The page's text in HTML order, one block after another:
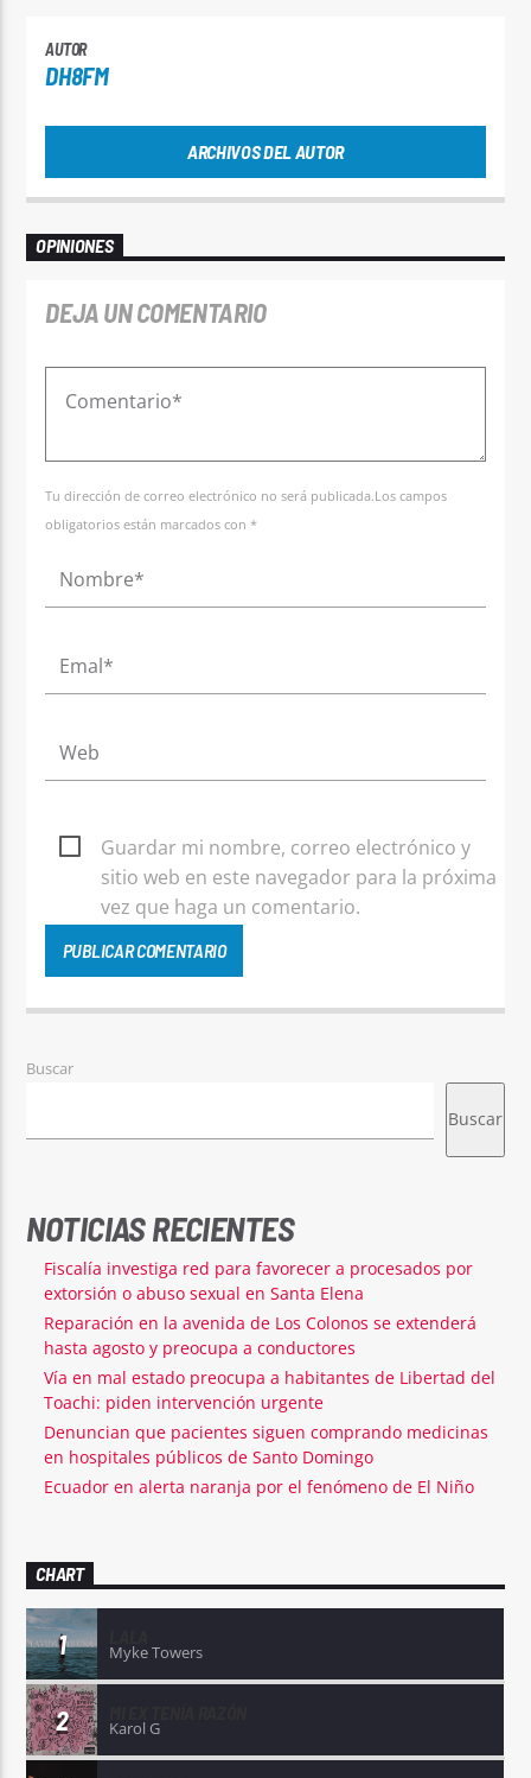
AUTOR
DH8FM
ARCHIVOS DEL AUTOR
OPINIONES
DEJA UN COMENTARIO
Tu dirección de correo electrónico no será publicada.Los campos
obligatorios están marcados con *
Guardar mi nombre, correo electrónico y
sitio web en este navegador para la próxima
vez que haga un comentario.
Buscar
Buscar
NOTICIAS RECIENTES
Fiscalía investiga red para favorecer a procesados por
extorsión o abuso sexual en Santa Elena
Reparación en la avenida de Los Colonos se extenderá
hasta agosto y preocupa a conductores
Vía en mal estado preocupa a habitantes de Libertad del
Toachi: piden intervención urgente
Denuncian que pacientes siguen comprando medicinas
en hospitales públicos de Santo Domingo
Ecuador en alerta naranja por el fenómeno de El Niño
CHART
1 Myke Towers
2 Karol G